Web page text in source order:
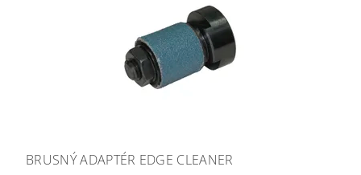
BRUSNÝ ADAPTÉR EDGE CLEANER